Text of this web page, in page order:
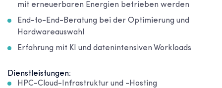
mit erneuerbaren Energien betrieben werden
End-to-End-Beratung bei der Optimierung und
Hardwareauswahl
Erfahrung mit KI und datenintensiven Workloads
Dienstleistungen:
HPC-Cloud-Infrastruktur und -Hosting